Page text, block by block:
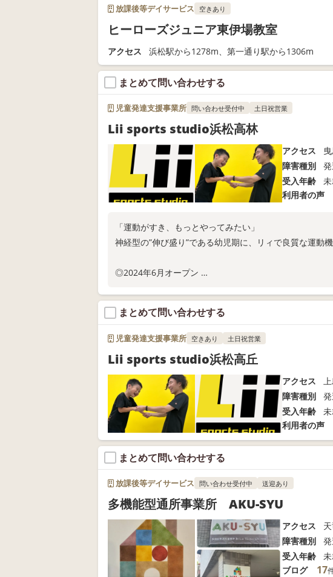
放課後等デイサービス 空きあり
ヒーローズジュニア東伊場教室
アクセス 浜松駅から1278m、第一通り駅から1306m
まとめて問い合わせする
児童発達支援事業所 問い合わせ受付中 土日祝営業
Lii sports studio浜松高林
アクセス
障害種別
受入年齢
利用者の声
「運動がすき、もっとやってみたい」
神経型の”伸び盛り”である幼児期に、リィで良質な運動機
◎2024年6月オープン
◎スタジオ体験随時実施中
お電話またはWEB問い合わせにてお問い合わせください。
まとめて問い合わせする
児童発達支援事業所 空きあり 土日祝営業
Lii sports studio浜松高丘
アクセス
障害種別
受入年齢
利用者の声
まとめて問い合わせする
放課後等デイサービス 問い合わせ受付中 送迎あり
多機能型通所事業所 AKU-SYU
アクセス
障害種別
受入年齢
ブログ
17